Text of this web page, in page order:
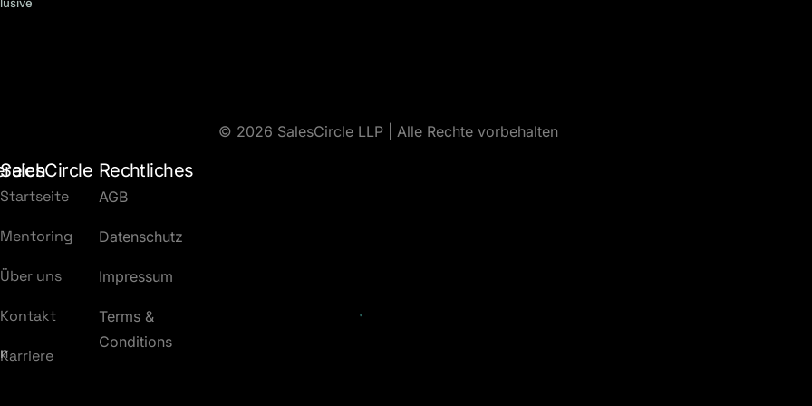
Kopieren
korrekt
hast. Nicht
SalesCircle
Startseite
Mentoring
Über uns
Kontakt
Karriere
Rechtliches
AGB
Datenschutz
Impressum
Terms &
Conditions
© 2026 SalesCircle LLP | Alle Rechte vorbehalten